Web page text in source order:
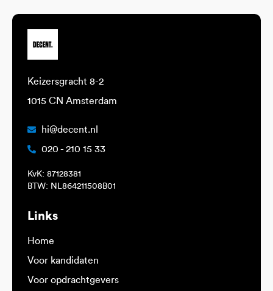
Keizersgracht 8-2
1015 CN Amsterdam
hi@decent.nl
020 - 210 15 33
KvK: 87128381
BTW: NL864211508B01
Links
Home
Voor kandidaten
Voor opdrachtgevers